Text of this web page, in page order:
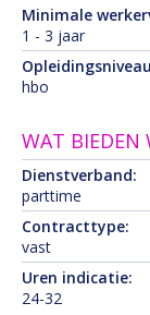
Minimale
1 - 3 jaar
hbo
WAT BIEDEN
Dienstverband:
parttime
Contracttype:
vast
Uren indicatie:
24-32